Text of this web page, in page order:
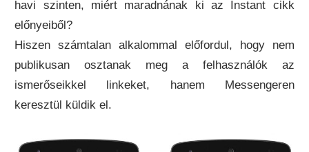
havi szinten, miért maradnának ki az Instant cikk
előnyeiből?
Hiszen számtalan alkalommal előfordul, hogy nem
publikusan osztanak meg a felhasználók az
ismerőseikkel linkeket, hanem Messengeren
keresztül küldik el.